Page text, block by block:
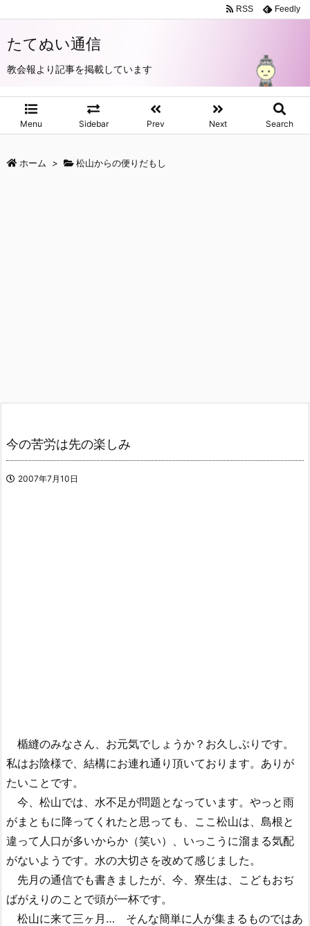
たてぬい通信
教会報より記事を掲載しています
Menu Sidebar Prev Next Search
RSS Feedly
ホーム > 松山からの便りだもし
今の苦労は先の楽しみ
2007年7月10日
楯縫のみなさん、お元気でしょうか？お久しぶりです。
私はお陰様で、結構にお連れ通り頂いております。ありが
たいことです。
今、松山では、水不足が問題となっています。やっと雨
がまともに降ってくれたと思っても、ここ松山は、島根と
違って人口が多いからか（笑い）、いっこうに溜まる気配
がないようです。水の大切さを改めて感じました。
先月の通信でも書きましたが、今、寮生は、こどもおぢ
ばがえりのことで頭が一杯です。
松山に来て三ヶ月… そんな簡単に人が集まるものではあ